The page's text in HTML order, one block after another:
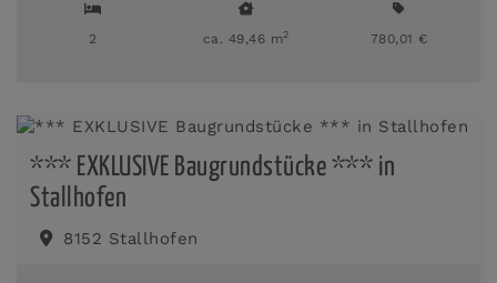
2 ca. 49,46 m2 780,01 €
*** EXKLUSIVE Baugrundstücke *** in
Stallhofen
8152 Stallhofen